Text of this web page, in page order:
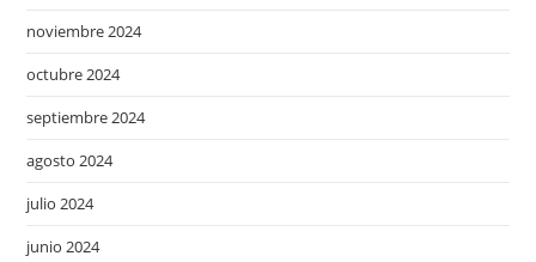
noviembre 2024
octubre 2024
septiembre 2024
agosto 2024
julio 2024
junio 2024